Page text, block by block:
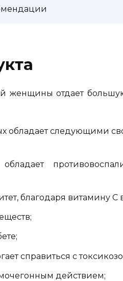
женщины отдает
обладает следующими
благодаря витамину С
справиться с
действием;